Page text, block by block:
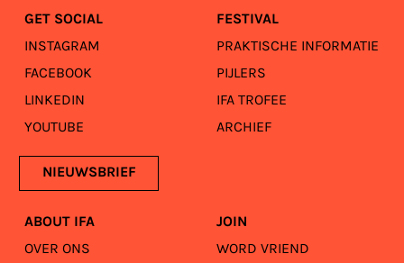
GET SOCIAL
INSTAGRAM
FACEBOOK
LINKEDIN
YOUTUBE
NIEUWSBRIEF
FESTIVAL
PRAKTISCHE INFORMATIE
PIJLERS
IFA TROFEE
ARCHIEF
ABOUT IFA
OVER ONS
JOIN
WORD VRIEND